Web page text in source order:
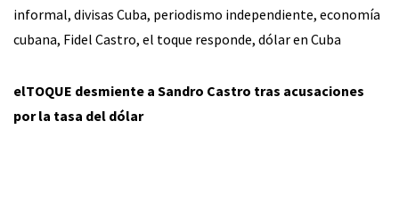
informal, divisas Cuba, periodismo independiente, economía
cubana, Fidel Castro, el toque responde, dólar en Cuba
elTOQUE desmiente a Sandro Castro tras acusaciones
por la tasa del dólar